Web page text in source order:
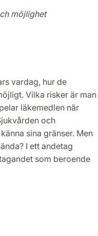
möjlighet
vardag, hur de
Vilka risker är man
läkemedlen när
och
sina gränser. Men
I ett andetag
som beroende